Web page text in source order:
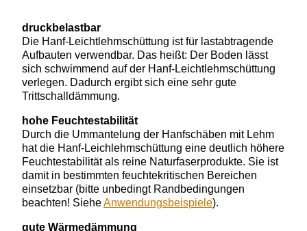
druckbelastbar
Die Hanf-Leichtlehmschüttung ist für lastabtragende
Aufbauten verwendbar. Das heißt: Der Boden lässt
sich schwimmend auf der Hanf-Leichtlehmschüttung
verlegen. Dadurch ergibt sich eine sehr gute
Trittschalldämmung.
hohe Feuchtestabilität
Durch die Ummantelung der Hanfschäben mit Lehm
hat die Hanf-Leichlehmschüttung eine deutlich höhere
Feuchtestabilität als reine Naturfaserprodukte. Sie ist
damit in bestimmten feuchtekritischen Bereichen
einsetzbar (bitte unbedingt Randbedingungen
beachten! SieheAnwendungsbeispiele).
gute Wärmedämmung